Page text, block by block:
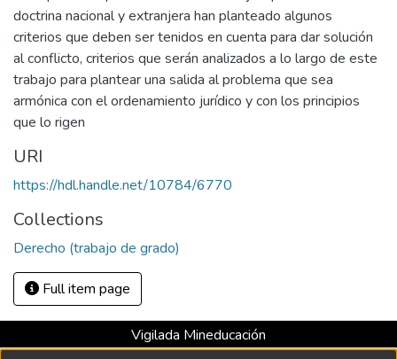
doctrina nacional y extranjera han planteado algunos
criterios que deben ser tenidos en cuenta para dar solución
al conflicto, criterios que serán analizados a lo largo de este
trabajo para plantear una salida al problema que sea
armónica con el ordenamiento jurídico y con los principios
que lo rigen
URI
https://hdl.handle.net/10784/6770
Collections
Derecho (trabajo de grado)
Full item page
Vigilada Mineducación